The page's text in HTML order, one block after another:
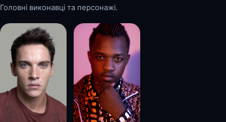
Головні виконавці та персонажі.